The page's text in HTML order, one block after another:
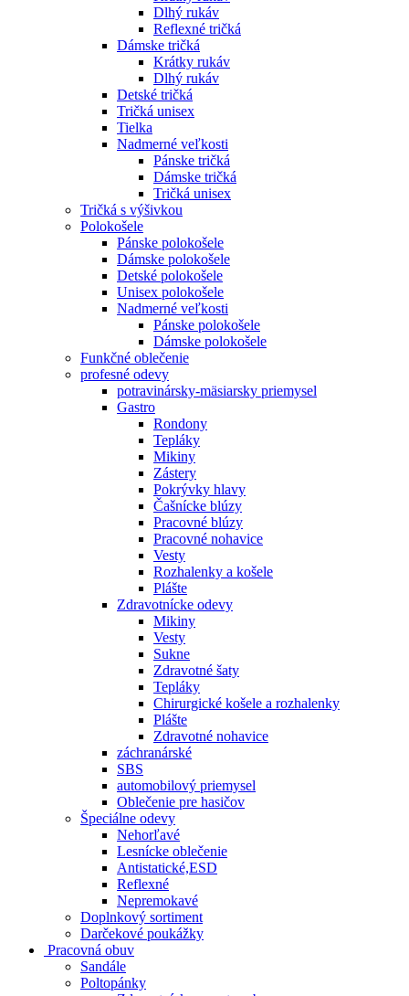
Dlhý rukáv
Reflexné tričká
Dámske tričká
Krátky rukáv
Dlhý rukáv
Detské tričká
Tričká unisex
Tielka
Nadmerné veľkosti
Pánske tričká
Dámske tričká
Tričká unisex
Tričká s výšivkou
Polokošele
Pánske polokošele
Dámske polokošele
Detské polokošele
Unisex polokošele
Nadmerné veľkosti
Pánske polokošele
Dámske polokošele
Funkčné oblečenie
profesné odevy
potravinársky-mäsiarsky priemysel
Gastro
Rondony
Tepláky
Mikiny
Zástery
Pokrývky hlavy
Čašnícke blúzy
Pracovné blúzy
Pracovné nohavice
Vesty
Rozhalenky a košele
Plášte
Zdravotnícke odevy
Mikiny
Vesty
Sukne
Zdravotné šaty
Tepláky
Chirurgické košele a rozhalenky
Plášte
Zdravotné nohavice
záchranárské
SBS
automobilový priemysel
Oblečenie pre hasičov
Špeciálne odevy
Nehorľavé
Lesnícke oblečenie
Antistatické,ESD
Reflexné
Nepremokavé
Doplnkový sortiment
Darčekové poukážky
Pracovná obuv
Sandále
Poltopánky